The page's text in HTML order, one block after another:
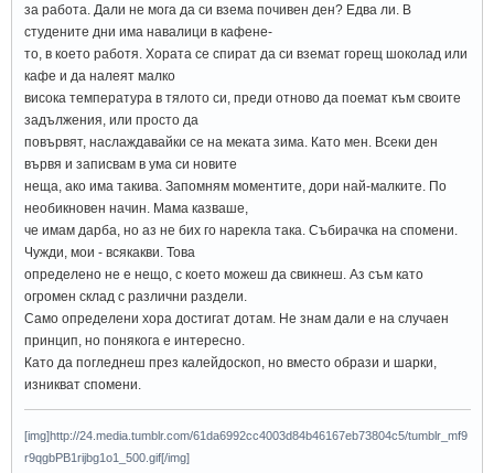
за работа. Дали не мога да си взема почивен ден? Едва ли. В
студените дни има навалици в кафене-
то, в което работя. Хората се спират да си вземат горещ шоколад или
кафе и да налеят малко
висока температура в тялото си, преди отново да поемат към своите
задължения, или просто да
повървят, наслаждавайки се на меката зима. Като мен. Всеки ден
вървя и записвам в ума си новите
неща, ако има такива. Запомням моментите, дори най-малките. По
необикновен начин. Мама казваше,
че имам дарба, но аз не бих го нарекла така. Събирачка на спомени.
Чужди, мои - всякакви. Това
определено не е нещо, с което можеш да свикнеш. Аз съм като
огромен склад с различни раздели.
Само определени хора достигат дотам. Не знам дали е на случаен
принцип, но понякога е интересно.
Като да погледнеш през калейдоскоп, но вместо образи и шарки,
изникват спомени.
[img]http://24.media.tumblr.com/61da6992cc4003d84b46167eb73804c5/tumblr_mf9
r9qgbPB1rijbg1o1_500.gif[/img]